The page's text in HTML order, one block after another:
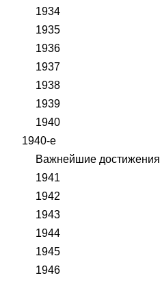
1934
1935
1936
1937
1938
1939
1940
1940-е
Важнейшие достижения
1941
1942
1943
1944
1945
1946